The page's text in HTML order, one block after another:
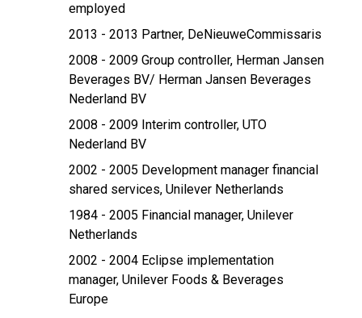
employed
2013 - 2013 Partner, DeNieuweCommissaris
2008 - 2009 Group controller, Herman Jansen
Beverages BV/ Herman Jansen Beverages
Nederland BV
2008 - 2009 Interim controller, UTO
Nederland BV
2002 - 2005 Development manager financial
shared services, Unilever Netherlands
1984 - 2005 Financial manager, Unilever
Netherlands
2002 - 2004 Eclipse implementation
manager, Unilever Foods & Beverages
Europe